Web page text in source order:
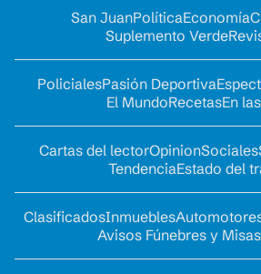
San JuanPolíticaEconomía
Suplemento Verde
PolicialesPasión Deportiva
El MundoRecetasEn
Cartas del lectorOpinionSociales
TendenciaEstado del
ClasificadosInmuebles
Avisos Fúnebres y Misas